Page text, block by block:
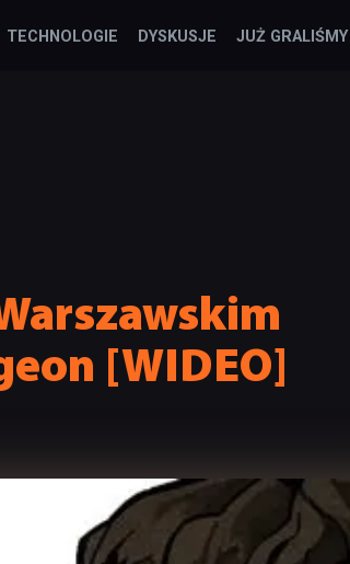
TECHNOLOGIE DYSKUSJE JUŻ GRALIŚMY
[WIDEO]